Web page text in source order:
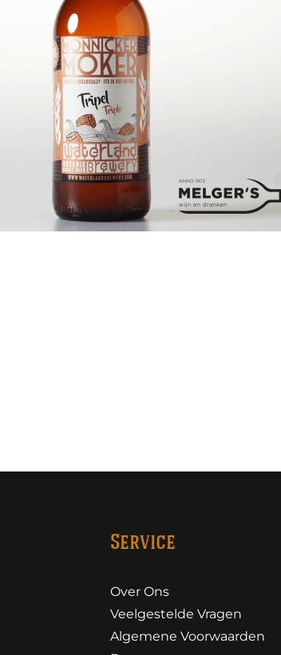
Service
Over Ons
Veelgestelde Vragen
Algemene Voorwaarden